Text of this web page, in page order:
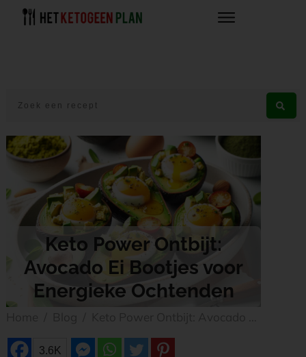
Keto Power Ontbijt:
Avocado Ei Bootjes voor
Energieke Ochtenden
3.6K